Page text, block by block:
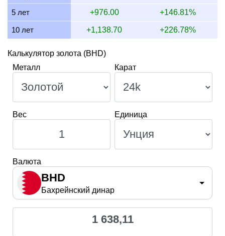
5 лет +976.00 +146.81%
10 лет +1,138.70 +226.78%
Калькулятор золота (BHD)
Металл
Карат
Вес Единица
Валюта
BHD
Бахрейнский динар
1 638,11